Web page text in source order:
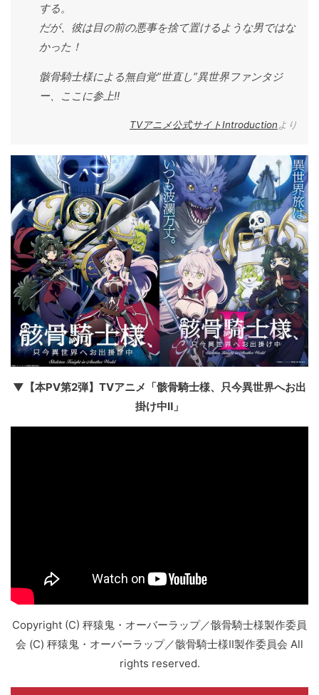
する。
だが、彼は目の前の悪事を捨て置けるような男ではな
かった！
骸骨騎士様による無自覚”世直し”異世界ファンタジ
ー、ここに参上!!
TVアニメ公式サイトIntroduction より
▼【本PV第2弾】TVアニメ「骸骨騎士様、只今異世界へお出
掛け中Ⅱ」
Copyright (C) 秤猿鬼・オーバーラップ／骸骨騎士様製作委員
会 (C) 秤猿鬼・オーバーラップ／骸骨騎士様II製作委員会 All
rights reserved.